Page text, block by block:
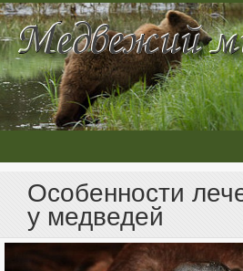
Особенности
у медведей